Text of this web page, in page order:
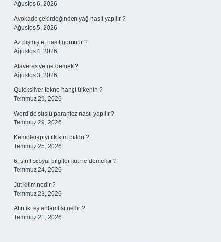
Ağustos 6, 2026
Avokado çekirdeğinden yağ nasıl yapılır ?
Ağustos 5, 2026
Az pişmiş et nasıl görünür ?
Ağustos 4, 2026
Alaveresiye ne demek ?
Ağustos 3, 2026
Quicksilver tekne hangi ülkenin ?
Temmuz 29, 2026
Word’de süslü parantez nasıl yapılır ?
Temmuz 29, 2026
Kemoterapiyi ilk kim buldu ?
Temmuz 25, 2026
6. sınıf sosyal bilgiler kut ne demektir ?
Temmuz 24, 2026
Jüt kilim nedir ?
Temmuz 23, 2026
Atın iki eş anlamlısı nedir ?
Temmuz 21, 2026